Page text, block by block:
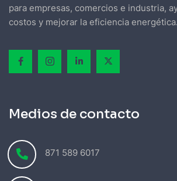
para empresas, comercios e industria,
costos y mejorar la eficiencia energética.
Medios de contacto
871 589 6017